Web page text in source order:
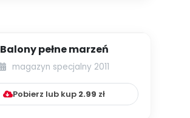
Balony pełne marzeń
magazyn specjalny 2011
Pobierz lub kup 2.99 zł